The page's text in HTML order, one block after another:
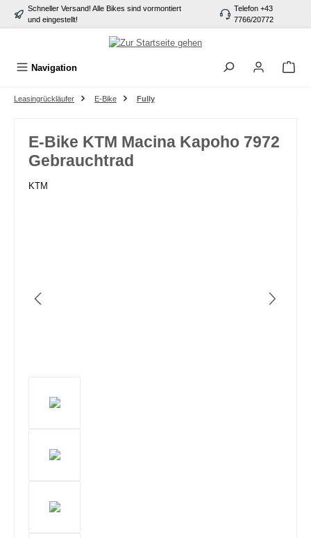
springen
Schneller Versand! Alle Bikes sind vormontiert
und eingestellt!
Telefon +43
7766/20772
Navigation
Leasingrückläufer E-Bike Fully
E-Bike KTM Macina Kapoho 7972
Gebrauchtrad
KTM